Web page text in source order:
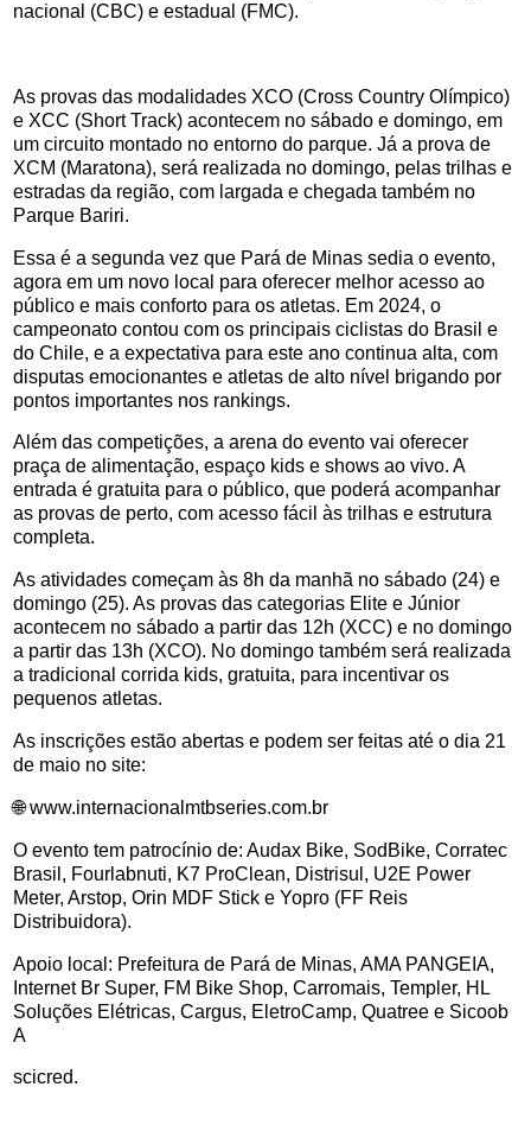
nacional (CBC) e estadual (FMC).
As provas das modalidades XCO (Cross Country Olímpico)
e XCC (Short Track) acontecem no sábado e domingo, em
um circuito montado no entorno do parque. Já a prova de
XCM (Maratona), será realizada no domingo, pelas trilhas e
estradas da região, com largada e chegada também no
Parque Bariri.
Essa é a segunda vez que Pará de Minas sedia o evento,
agora em um novo local para oferecer melhor acesso ao
público e mais conforto para os atletas. Em 2024, o
campeonato contou com os principais ciclistas do Brasil e
do Chile, e a expectativa para este ano continua alta, com
disputas emocionantes e atletas de alto nível brigando por
pontos importantes nos rankings.
Além das competições, a arena do evento vai oferecer
praça de alimentação, espaço kids e shows ao vivo. A
entrada é gratuita para o público, que poderá acompanhar
as provas de perto, com acesso fácil às trilhas e estrutura
completa.
As atividades começam às 8h da manhã no sábado (24) e
domingo (25). As provas das categorias Elite e Júnior
acontecem no sábado a partir das 12h (XCC) e no domingo
a partir das 13h (XCO). No domingo também será realizada
a tradicional corrida kids, gratuita, para incentivar os
pequenos atletas.
As inscrições estão abertas e podem ser feitas até o dia 21
de maio no site:
🌐 www.internacionalmtbseries.com.br
O evento tem patrocínio de: Audax Bike, SodBike, Corratec
Brasil, Fourlabnuti, K7 ProClean, Distrisul, U2E Power
Meter, Arstop, Orin MDF Stick e Yopro (FF Reis
Distribuidora).
Apoio local: Prefeitura de Pará de Minas, AMA PANGEIA,
Internet Br Super, FM Bike Shop, Carromais, Templer, HL
Soluções Elétricas, Cargus, EletroCamp, Quatree e Sicoob
A
scicred.